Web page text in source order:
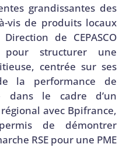
grandissantes des
vis de produits locaux
de CEPASCO
pour structurer une
, centrée sur ses
la performance de
dans le cadre d’un
avec Bpifrance,
de démontrer
RSE pour une PME